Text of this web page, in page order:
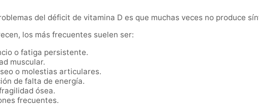
del déficit de vitamina D es que muchas veces no produce
los más frecuentes suelen ser:
o fatiga persistente.
muscular.
o molestias articulares.
de falta de energía.
ósea.
frecuentes.